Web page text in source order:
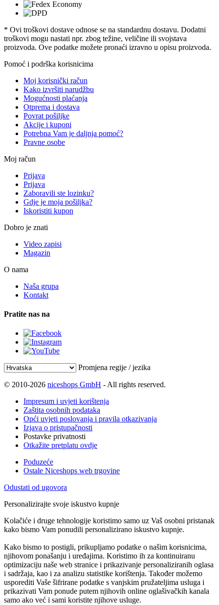
* Ovi troškovi dostave odnose se na standardnu ​​dostavu. Dodatni
troškovi mogu nastati npr. zbog težine, veličine ili svojstava
proizvoda. Ove podatke možete pronaći izravno u opisu proizvoda.
Pomoć i podrška korisnicima
Moj korisnički račun
Kako izvršiti narudžbu
Mogućnosti plaćanja
Otprema i dostava
Povrat pošiljke
Akcije i kuponi
Potrebna Vam je daljnja pomoć?
Pravne osobe
Moj račun
Prijava
Prijava
Zaboravili ste lozinku?
Gdje je moja pošiljka?
Iskoristiti kupon
Dobro je znati
Video zapisi
Magazin
O nama
Naša grupa
Kontakt
Pratite nas na
Promjena regije / jezika
© 2010-2026 niceshops GmbH - All rights reserved.
Impresum i uvjeti korištenja
Zaštita osobnih podataka
Opći uvjeti poslovanja i pravila otkazivanja
Izjava o pristupačnosti
Postavke privatnosti
Otkažite pretplatu ovdje
Poduzeće
Ostale Niceshops web trgovine
Odustati od ugovora
Personalizirajte svoje iskustvo kupnje
Kolačiće i druge tehnologije koristimo samo uz Vaš osobni pristanak
kako bismo Vam ponudili personalizirano iskustvo kupnje.
Kako bismo to postigli, prikupljamo podatke o našim korisnicima,
njihovom ponašanju i uređajima. Koristimo ih za kontinuiranu
optimizaciju naše web stranice i prikazivanje personaliziranih oglasa
i sadržaja, kao i za analizu statistike korištenja. Također možemo
usporediti Vaše šifrirane podatke s vanjskim pružateljima usluga i
prikazivati Vam ponude putem njihovih online oglašivačkih kanala
samo ako već i sami koristite njihove usluge.